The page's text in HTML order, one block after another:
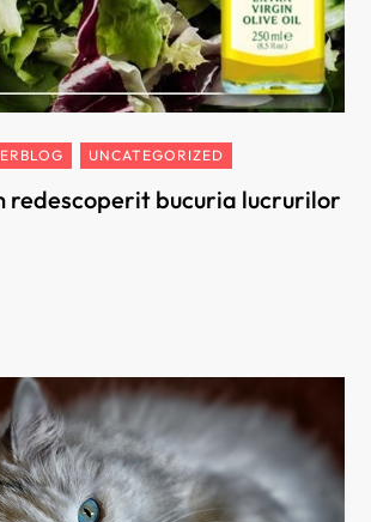
UNCATEGORIZED
redescoperit bucuria lucrurilor